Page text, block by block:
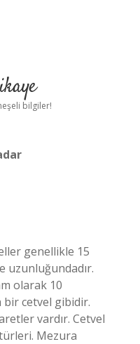
bilgiler!
genellikle 15
uzunluğundadır.
olarak 10
cetvel gibidir.
vardır. Cetvel
Mezura